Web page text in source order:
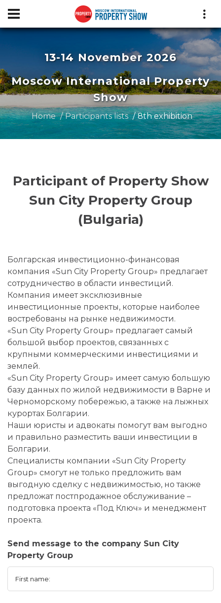
13-14 November 2026
Moscow International Property
Show
Home Participants lists 8th exhibition
Participant of Property Show
Sun City Property Group
(Bulgaria)
Болгарская инвестиционно-финансовая
компания «Sun City Property Group» предлагает
сотрудничество в области инвестиций.
Компания имеет эксклюзивные
инвестиционные проекты, которые наиболее
востребованы на рынке недвижимости.
«Sun City Property Group» предлагает самый
большой выбор проектов, связанных с
крупными коммерческими инвестициями и
землей.
«Sun City Property Group» имеет самую большую
базу данных по жилой недвижимости в Варне и
Черноморскому побережью, а также на лыжных
курортах Болгарии.
Наши юристы и адвокаты помогут вам выгодно
и правильно разместить ваши инвестиции в
Болгарии.
Специалисты компании «Sun City Property
Group» смогут не только предложить вам
выгодную сделку с недвижимостью, но также
предложат постпродажное обслуживание –
подготовка проекта «Под Ключ» и менеджмент
проекта.
Send message to the company Sun City
Property Group
First name: